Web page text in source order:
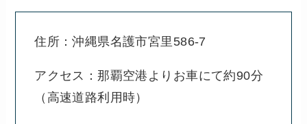
住所：沖縄県名護市宮里586-7
アクセス：那覇空港よりお車にて約90分
（高速道路利用時）